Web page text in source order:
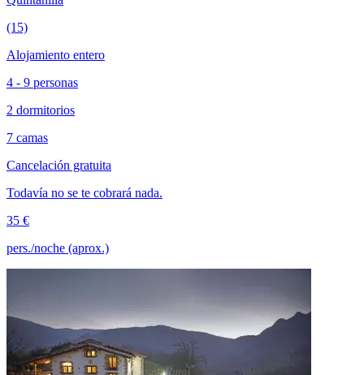
(15)
Alojamiento entero
4 - 9 personas
2 dormitorios
7 camas
Cancelación gratuita
Todavía no se te cobrará nada.
35 €
pers./noche (aprox.)